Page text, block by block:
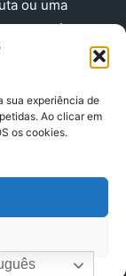
sua experiência de
Ao clicar em
os cookies.
ou uma
agora!
0001-36 End .
– Sala